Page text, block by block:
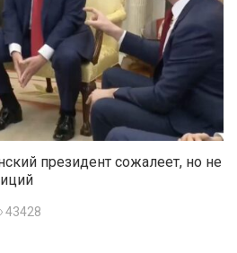
президент сожалеет, но не
43428